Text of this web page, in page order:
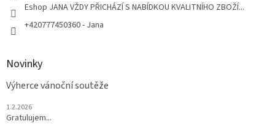
Eshop JANA VŽDY PŘICHÁZÍ S NABÍDKOU KVALITNÍHO ZBOŽÍ...
+420777450360 - Jana
Novinky
Výherce vánoční soutěže
1.2.2026
Gratulujem...